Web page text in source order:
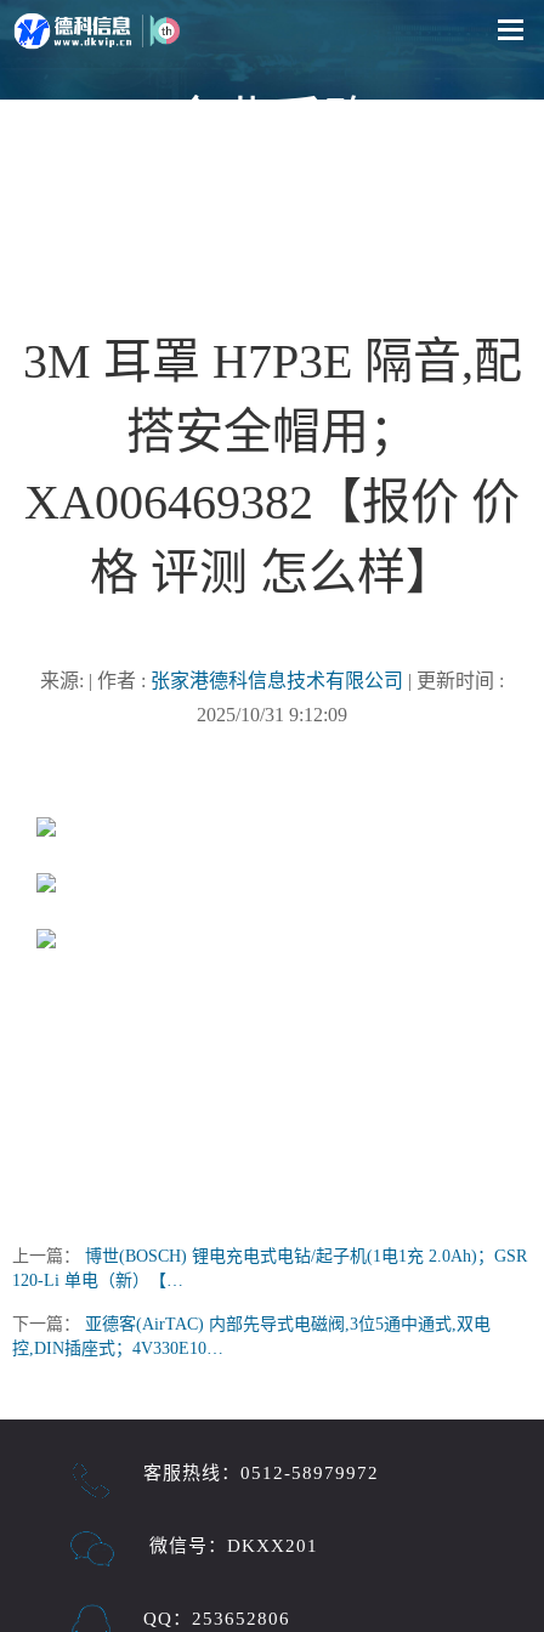
3M 耳罩 H7P3E 隔音,配
搭安全帽用；
XA006469382【报价 价
格 评测 怎么样】
来源: | 作者 : 张家港德科信息技术有限公司 | 更新时间 :
2025/10/31 9:12:09
上一篇： 博世(BOSCH) 锂电充电式电钻/起子机(1电1充 2.0Ah)；GSR
120-Li 单电（新）【…
下一篇： 亚德客(AirTAC) 内部先导式电磁阀,3位5通中通式,双电
控,DIN插座式；4V330E10…
客服热线：0512-58979972
微信号：DKXX201
QQ：253652806